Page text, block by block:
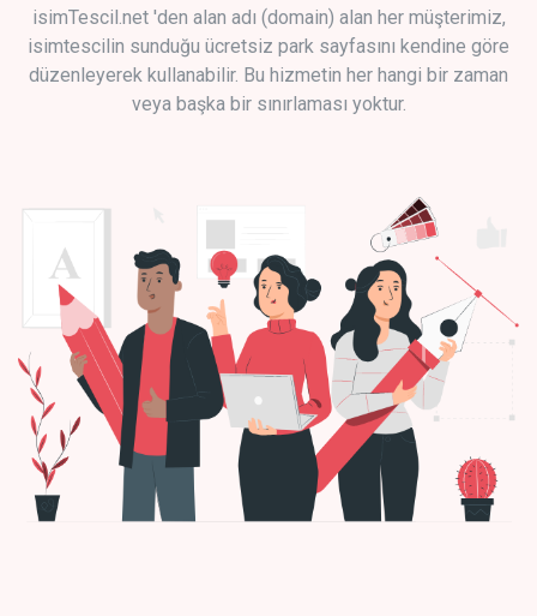
isimTescil.net 'den alan adı (domain) alan her müşterimiz,
isimtescilin sunduğu ücretsiz park sayfasını kendine göre
düzenleyerek kullanabilir. Bu hizmetin her hangi bir zaman
veya başka bir sınırlaması yoktur.